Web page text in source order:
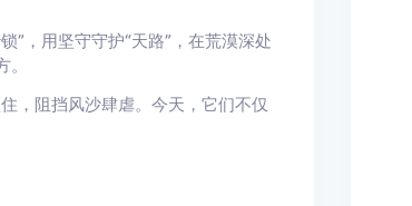
”，用坚守守护“天路”，在荒漠深处
，阻挡风沙肆虐。今天，它们不仅